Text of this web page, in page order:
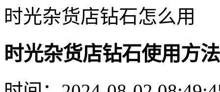
时光杂货店钻石怎么用
时光杂货店钻石使用方